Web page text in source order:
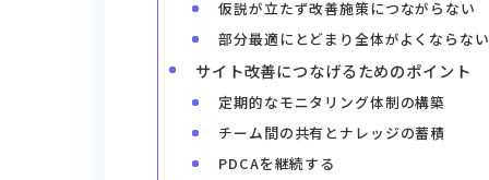
仮説が立たず改善施策につながらない
部分最適にとどまり全体がよくならない
サイト改善につなげるためのポイント
定期的なモニタリング体制の構築
チーム間の共有とナレッジの蓄積
PDCAを継続する